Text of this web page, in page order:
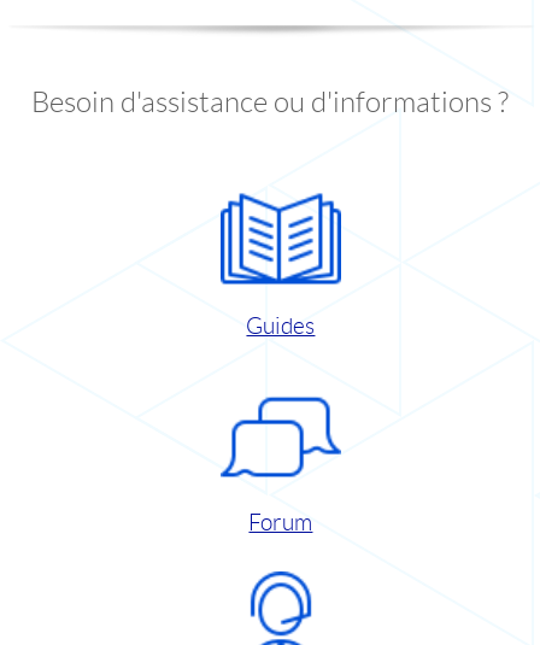
Besoin d'assistance ou d'informations ?
Guides
Forum